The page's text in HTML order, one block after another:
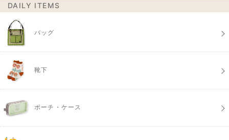
DAILY ITEMS
バッグ
靴下
ポーチ・ケース